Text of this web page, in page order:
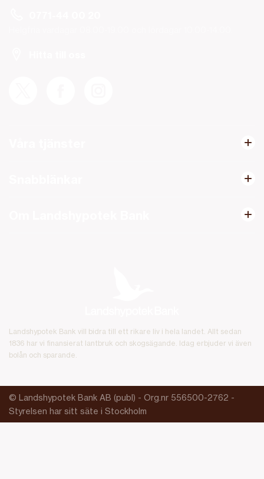
Landshypotek Bank vill bidra till ett rikare liv i hela landet. Allt sedan
1836 har vi finansierat lantbruk och skogsägande. Idag erbjuder vi även
bolån och sparande.
© Landshypotek Bank AB (publ) - Org.nr 556500-2762 -
Styrelsen har sitt säte i Stockholm